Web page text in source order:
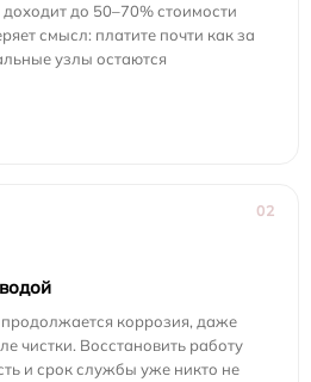
до 50–70% стоимости
смысл: платите почти как за
узлы остаются
02
коррозия, даже
чистки. Восстановить работу
и срок службы уже никто не